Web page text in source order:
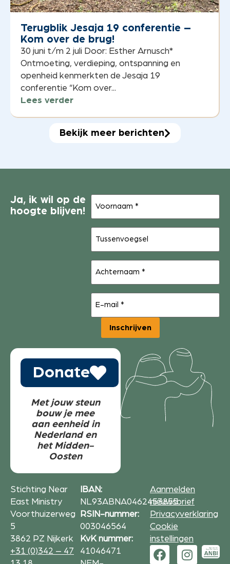
Terugblik Jesaja 19 conferentie –
Kom over de brug!
30 juni t/m 2 juli Door: Esther Arnusch*
Ontmoeting, verdieping, ontspanning en
openheid kenmerkten de Jesaja 19
conferentie “Kom over...
Lees verder
Bekijk meer berichten
Ja, ik wil op de
hoogte blijven!
Voornaam
Tussenvoegsel
Achternaam
E-
mail(Vereist)
Inschrijven
Donate
Met jouw steun
bouw je mee
aan eenheid in
Nederland en
het Midden-
Oosten
Stichting Near
East Ministry
Voorthuizerweg
5
3862 PZ Nijkerk
+31 (0)342 – 47
IBAN:
NL93ABNA0462453855
RSIN-nummer:
003046564
KvK nummer:
41046471
Aanmelden
nieuwsbrief
Privacyverklaring
Cookie
instellingen